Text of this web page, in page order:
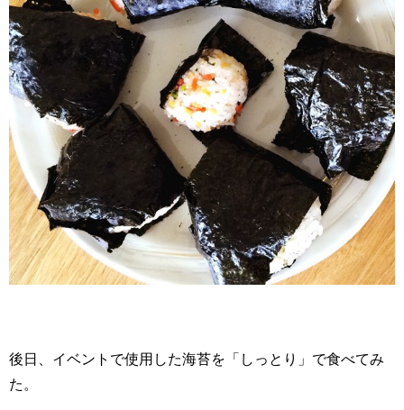
後日、イベントで使用した海苔を「しっとり」で食べてみ
た。